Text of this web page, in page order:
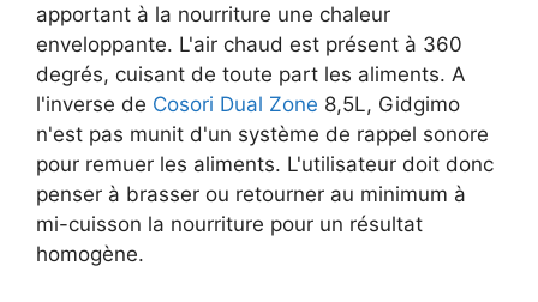
apportant à la nourriture une chaleur
enveloppante. L'air chaud est présent à 360
degrés, cuisant de toute part les aliments. A
l'inverse de Cosori Dual Zone 8,5L, Gidgimo
n'est pas munit d'un système de rappel sonore
pour remuer les aliments. L'utilisateur doit donc
penser à brasser ou retourner au minimum à
mi-cuisson la nourriture pour un résultat
homogène.